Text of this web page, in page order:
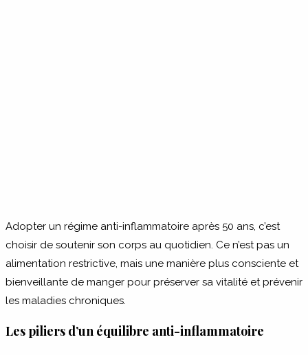
Adopter un régime anti-inflammatoire après 50 ans, c’est
choisir de soutenir son corps au quotidien. Ce n’est pas un
alimentation restrictive, mais une manière plus consciente et
bienveillante de manger pour préserver sa vitalité et prévenir
les maladies chroniques.
Les piliers d’un équilibre anti-inflammatoire